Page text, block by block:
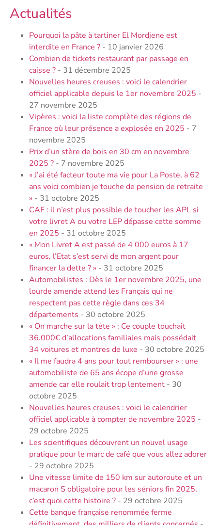
Actualités
Pourquoi la pâte à tartiner El Mordjene est
interdite en France ? - 10 janvier 2026
Combien de tickets restaurant par passage en
caisse ? - 31 décembre 2025
Nouvelles heures creuses : voici le calendrier
officiel applicable depuis le 1er novembre 2025 -
27 novembre 2025
Vipères : voici la liste complète des régions de
France où leur présence a explosée en 2025 - 7
novembre 2025
Prix d’un stère de bois en 30 cm en novembre
2025 ? - 7 novembre 2025
« J’ai été facteur toute ma vie pour La Poste, à 62
ans voici combien je touche de pension de retraite
» - 31 octobre 2025
CAF : il n’est plus possible de toucher les APL si
votre livret A ou votre LEP dépasse cette somme
en 2025 - 31 octobre 2025
« Mon Livret A est passé de 4 000 euros à 17
euros, l’Etat s’est servi de mon argent pour
financer la dette ? » - 31 octobre 2025
Automobilistes : Dès le 1er novembre 2025, une
lourde amende attend les Français qui ne
respectent pas cette règle dans ces 34
départements - 30 octobre 2025
« On marche sur la tête » : Ce couple touchait
36.000€ d’allocations familiales mais possédait
34 voitures et montres de luxe - 30 octobre 2025
« Il me faudra 4 ans pour tout rembourser » : une
automobiliste de 65 ans écope d’une grosse
amende car elle roulait trop lentement - 30
octobre 2025
Nouvelles heures creuses : voici le calendrier
officiel applicable à compter de novembre 2025 -
29 octobre 2025
Les scientifiques découvrent un nouvel usage
pratique pour le marc de café que vous allez adorer
- 29 octobre 2025
Une vitesse limite de 150 km sur autoroute et un
macaron S obligatoire pour les séniors fin 2025,
c’est quoi cette histoire ? - 29 octobre 2025
Cette banque française renommée ferme